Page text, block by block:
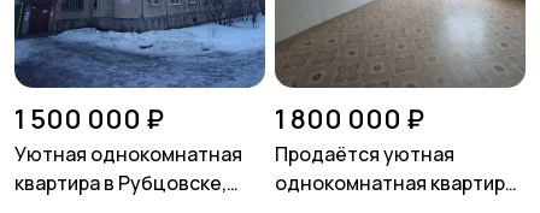
1 500 000 ₽
Уютная однокомнатная
квартира в Рубцовске,
1 800 000 ₽
Продаётся уютная
однокомнатная квартира,